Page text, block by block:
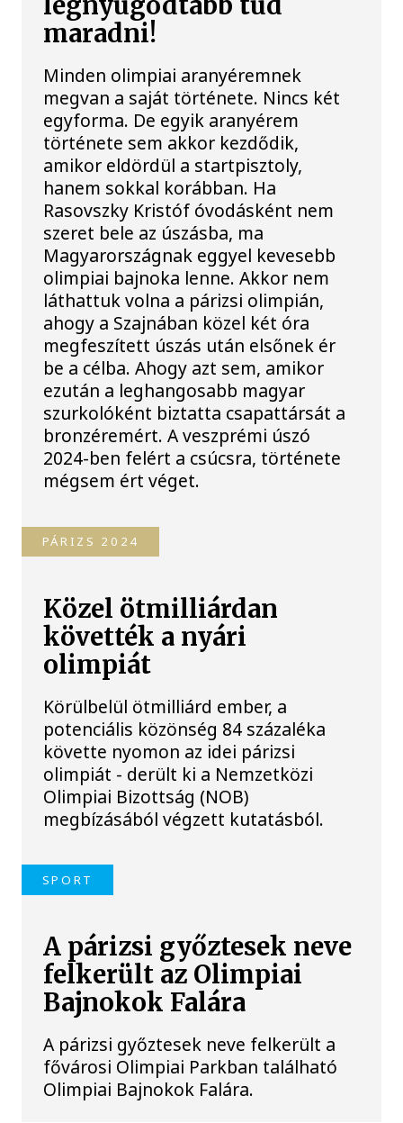
maradni!
Minden olimpiai aranyéremnek
megvan a saját története. Nincs két
egyforma. De egyik aranyérem
története sem akkor kezdődik,
amikor eldördül a startpisztoly,
hanem sokkal korábban. Ha
Rasovszky Kristóf óvodásként nem
szeret bele az úszásba, ma
Magyarországnak eggyel kevesebb
olimpiai bajnoka lenne. Akkor nem
láthattuk volna a párizsi olimpián,
ahogy a Szajnában közel két óra
megfeszített úszás után elsőnek ér
be a célba. Ahogy azt sem, amikor
ezután a leghangosabb magyar
szurkolóként biztatta csapattársát a
bronzéremért. A veszprémi úszó
2024-ben felért a csúcsra, története
mégsem ért véget.
PÁRIZS 2024
Közel ötmilliárdan
követték a nyári
olimpiát
Körülbelül ötmilliárd ember, a
potenciális közönség 84 százaléka
követte nyomon az idei párizsi
olimpiát - derült ki a Nemzetközi
Olimpiai Bizottság (NOB)
megbízásából végzett kutatásból.
SPORT
A párizsi győztesek neve
felkerült az Olimpiai
Bajnokok Falára
A párizsi győztesek neve felkerült a
fővárosi Olimpiai Parkban található
Olimpiai Bajnokok Falára.